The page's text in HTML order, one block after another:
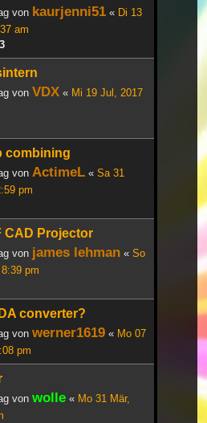
von kaurjenni51 « Di 13
am
von VDX « Mi 19 Jul, 2017
combining
von ActimeL « Sa 31
pm
CAD Projector
von james lehman « So
pm
converter?
von werner1619 « Mo 07
pm
von wolle « Mo 31 Mär,